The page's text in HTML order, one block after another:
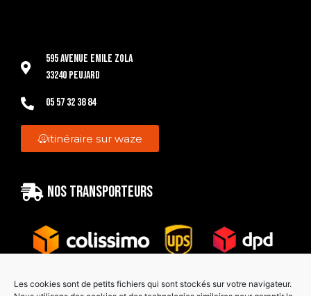
Les cookies sont de petits fichiers qui sont stockés sur votre navigateur.
595 Avenue Emile Zola
33240 Peujard
05 57 32 38 84
itinéraire sur waze
Nos transporteurs